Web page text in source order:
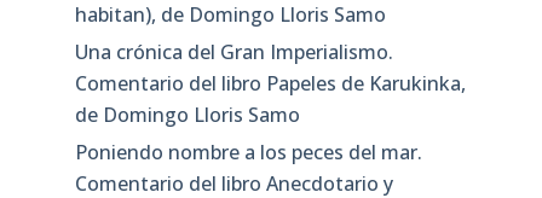
habitan), de Domingo Lloris Samo
Una crónica del Gran Imperialismo.
Comentario del libro Papeles de Karukinka,
de Domingo Lloris Samo
Poniendo nombre a los peces del mar.
Comentario del libro Anecdotario y